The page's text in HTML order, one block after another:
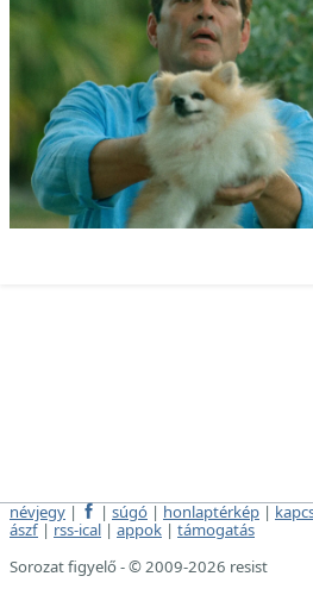
névjegy | | súgó | honlaptérkép |
ászf | rss-ical | appok | támogatás
Sorozat figyelő - © 2009-2026 resist